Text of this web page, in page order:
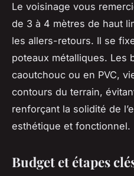
Le voisinage vous
de 3 à 4 mètres de haut
les allers-retours. Il se
poteaux métalliques. Les
caoutchouc ou en PVC,
contours du terrain,
renforçant la solidité de
esthétique et fonctionnel.
Budget et étapes